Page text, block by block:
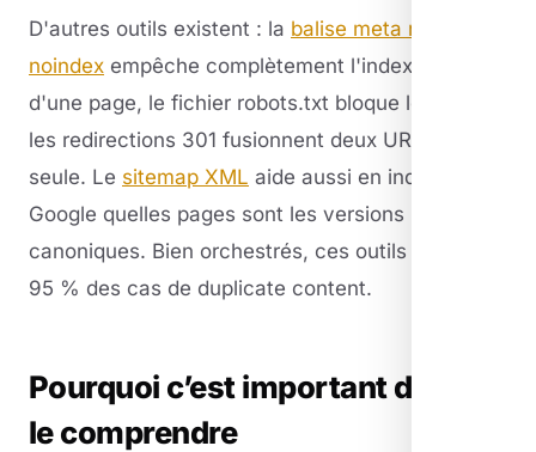
D'autres outils existent : la balise meta robots
noindex empêche complètement l'indexation
d'une page, le fichier robots.txt bloque le crawl,
les redirections 301 fusionnent deux URL en une
seule. Le sitemap XML aide aussi en indiquant à
Google quelles pages sont les versions
canoniques. Bien orchestrés, ces outils résolvent
95 % des cas de duplicate content.
Pourquoi c’est important de bien
le comprendre